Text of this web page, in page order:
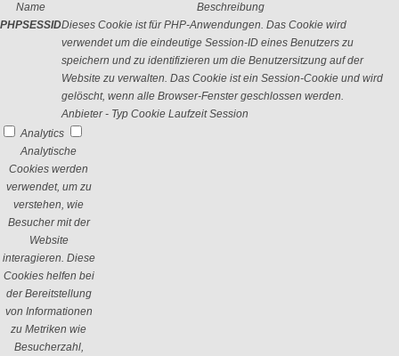
Name
Beschreibung
PHPSESSIDDieses Cookie ist für PHP-Anwendungen. Das Cookie wird
verwendet um die eindeutige Session-ID eines Benutzers zu
speichern und zu identifizieren um die Benutzersitzung auf der
Website zu verwalten. Das Cookie ist ein Session-Cookie und wird
gelöscht, wenn alle Browser-Fenster geschlossen werden.
Anbieter - Typ Cookie Laufzeit Session
Analytics
Analytische
Cookies werden
verwendet, um zu
verstehen, wie
Besucher mit der
Website
interagieren. Diese
Cookies helfen bei
der Bereitstellung
von Informationen
zu Metriken wie
Besucherzahl,